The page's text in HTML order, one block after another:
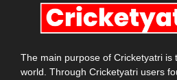
The main purpose of Cricketyatri is
world. Through Cricketyatri users